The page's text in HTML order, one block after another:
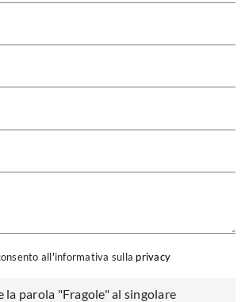
all'informativa sulla privacy
la parola "Fragole" al singolare